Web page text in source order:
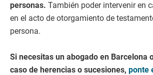
personas. También poder intervenir en
en el acto de otorgamiento de
persona.
Si necesitas un abogado en Barcelona
caso de herencias o sucesiones, ponte